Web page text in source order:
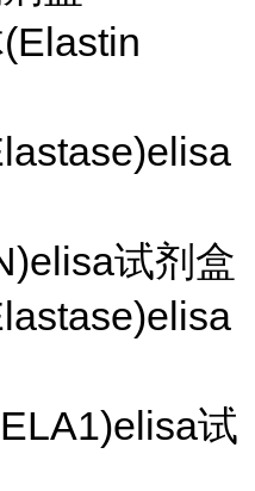
试剂盒
试